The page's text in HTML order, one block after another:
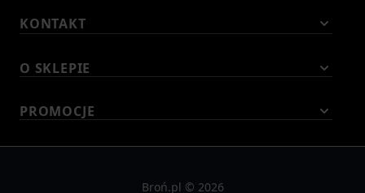
KONTAKT
O SKLEPIE
PROMOCJE
Broń.pl © 2026